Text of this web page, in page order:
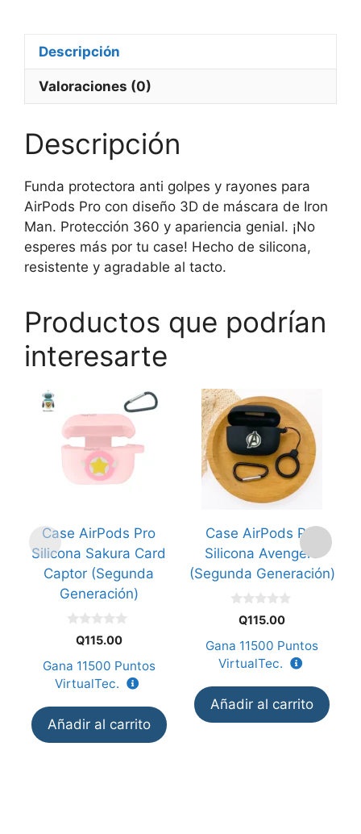
3D
Iron
Man
cantidad
Descripción
Valoraciones (0)
Descripción
Funda protectora anti golpes y rayones para
AirPods Pro con diseño 3D de máscara de Iron
Man. Protección 360 y apariencia genial. ¡No
esperes más por tu case! Hecho de silicona,
resistente y agradable al tacto.
Productos que podrían
interesarte
Case AirPods Pro
Silicona Sakura Card
Captor (Segunda
Generación)
5
Q115.00
Gana 11500 Puntos
VirtualTec.
Añadir al carrito
Case AirPods Pro
Silicona Avengers
(Segunda Generación)
5
Q115.00
Gana 11500 Puntos
VirtualTec.
Añadir al carrito